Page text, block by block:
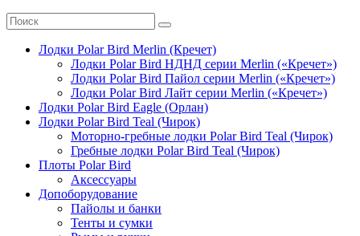
Лодки Polar Bird Merlin (Кречет)
Лодки Polar Bird НДНД серии Merlin («Кречет»)
Лодки Polar Bird Пайол серии Merlin («Кречет»)
Лодки Polar Bird Лайт серии Merlin («Кречет»)
Лодки Polar Bird Eagle (Орлан)
Лодки Polar Bird Teal (Чирок)
Моторно-гребные лодки Polar Bird Teal (Чирок)
Гребные лодки Polar Bird Teal (Чирок)
Плоты Polar Bird
Аксессуары
Допоборудование
Пайолы и банки
Тенты и сумки